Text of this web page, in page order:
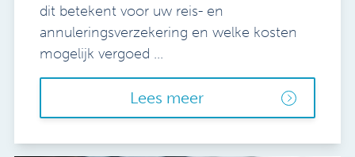
dit betekent voor uw reis- en
annuleringsverzekering en welke kosten
mogelijk vergoed ...
Lees meer